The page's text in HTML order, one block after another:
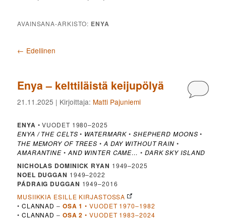
AVAINSANA-ARKISTO: ENYA
Artikkelien selaus
← Edellinen
Enya – kelttiläistä keijupölyä
21.11.2025 | Kirjoittaja: Matti Pajuniemi
ENYA • VUODET 1980–2025
ENYA /THE CELTS • WATERMARK • SHEPHERD MOONS •
THE MEMORY OF TREES • A DAY WITHOUT RAIN •
AMARANTINE • AND WINTER CAME… • DARK SKY ISLAND
NICHOLAS DOMINICK RYAN 1949–2025
NOEL DUGGAN 1949–2022
PÁDRAIG DUGGAN 1949–2016
MUSIIKKIA ESILLE KIRJASTOSSA
• CLANNAD – OSA 1 • VUODET 1970–1982
• CLANNAD – OSA 2 • VUODET 1983–2024